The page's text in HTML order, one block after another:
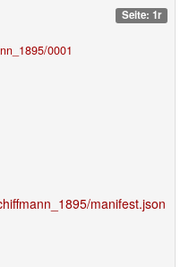
Seite: 1r
0001
manifest.json